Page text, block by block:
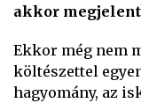
akkor
Ekkor még nem
költészettel
hagyomány, az